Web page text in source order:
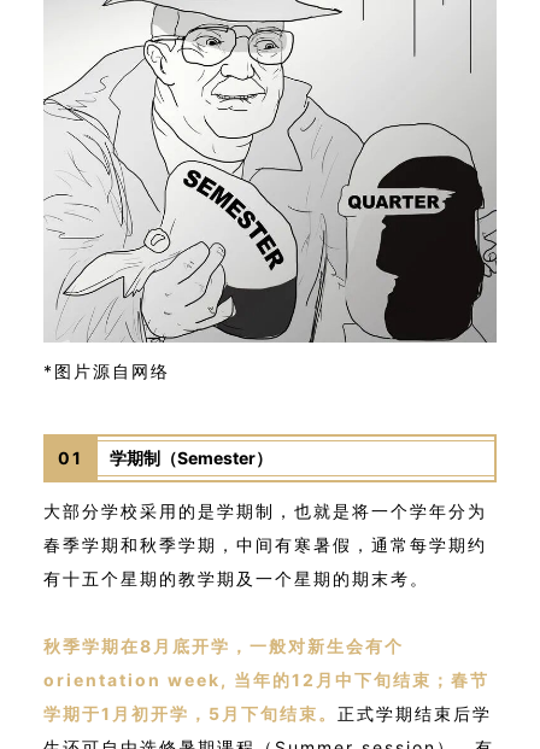
*图片源自网络
01 学期制（Semester）
大部分学校采用的是学期制，也就是将一个学年分为
春季学期和秋季学期，中间有寒暑假，通常每学期约
有十五个星期的教学期及一个星期的期末考。
秋季学期在8月底开学，一般对新生会有个
orientation week, 当年的12月中下旬结束；春节
学期于1月初开学，5月下旬结束。 正式学期结束后学